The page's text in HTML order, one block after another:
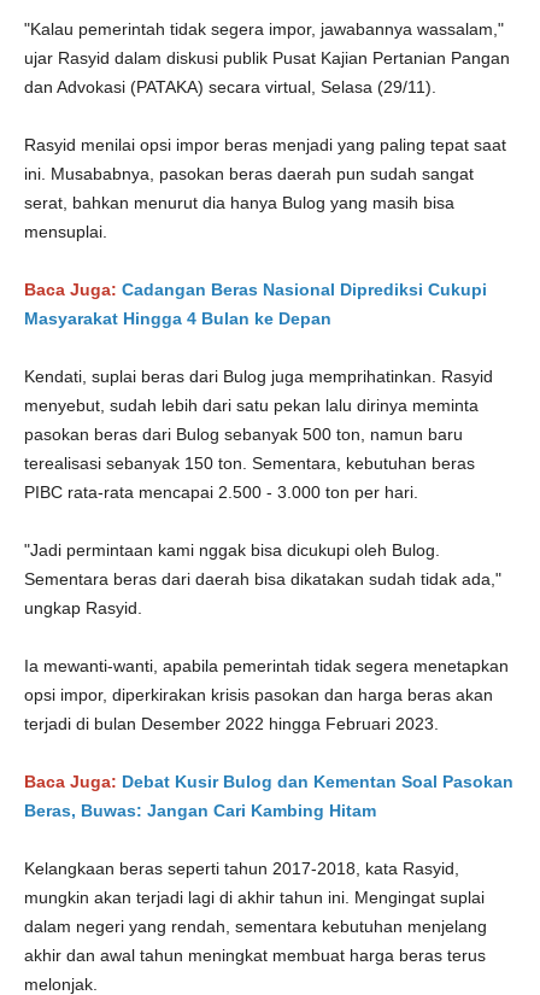
"Kalau pemerintah tidak segera impor, jawabannya wassalam,"
ujar Rasyid dalam diskusi publik Pusat Kajian Pertanian Pangan
dan Advokasi (PATAKA) secara virtual, Selasa (29/11).
Rasyid menilai opsi impor beras menjadi yang paling tepat saat
ini. Musababnya, pasokan beras daerah pun sudah sangat
serat, bahkan menurut dia hanya Bulog yang masih bisa
mensuplai.
Baca Juga: Cadangan Beras Nasional Diprediksi Cukupi
Masyarakat Hingga 4 Bulan ke Depan
Kendati, suplai beras dari Bulog juga memprihatinkan. Rasyid
menyebut, sudah lebih dari satu pekan lalu dirinya meminta
pasokan beras dari Bulog sebanyak 500 ton, namun baru
terealisasi sebanyak 150 ton. Sementara, kebutuhan beras
PIBC rata-rata mencapai 2.500 - 3.000 ton per hari.
"Jadi permintaan kami nggak bisa dicukupi oleh Bulog.
Sementara beras dari daerah bisa dikatakan sudah tidak ada,"
ungkap Rasyid.
Ia mewanti-wanti, apabila pemerintah tidak segera menetapkan
opsi impor, diperkirakan krisis pasokan dan harga beras akan
terjadi di bulan Desember 2022 hingga Februari 2023.
Baca Juga: Debat Kusir Bulog dan Kementan Soal Pasokan
Beras, Buwas: Jangan Cari Kambing Hitam
Kelangkaan beras seperti tahun 2017-2018, kata Rasyid,
mungkin akan terjadi lagi di akhir tahun ini. Mengingat suplai
dalam negeri yang rendah, sementara kebutuhan menjelang
akhir dan awal tahun meningkat membuat harga beras terus
melonjak.